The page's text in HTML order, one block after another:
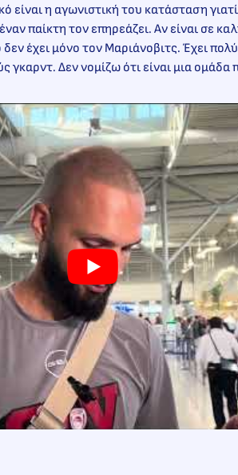
είναι η αγωνιστική του κατάσταση
παίκτη τον επηρεάζει. Αν είναι σε
έχει μόνο τον Μαριάνοβιτς. Έχει
Δεν νομίζω ότι είναι μια ομάδα